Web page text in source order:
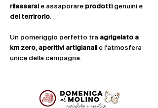
rilassarsi e assaporare prodotti genuini e
del terrirorio
Un pomeriggio perfetto tra agrigelato a
km zero aperitivi artigianali e l’atmosfera
unica della campagna.